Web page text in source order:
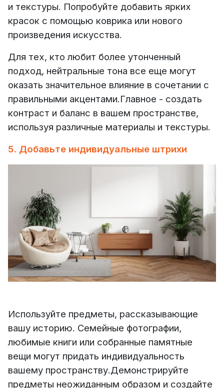
и текстуры. Попробуйте добавить ярких
красок с помощью коврика или нового
произведения искусства.
Для тех, кто любит более утонченный
подход, нейтральные тона все еще могут
оказать значительное влияние в сочетании с
правильными акцентами.Главное - создать
контраст и баланс в вашем пространстве,
используя различные материалы и текстуры.
5. Добавьте индивидуальные штрихи
Используйте предметы, рассказывающие
вашу историю. Семейные фотографии,
любимые книги или собранные памятные
вещи могут придать индивидуальность
вашему пространству.Демонстрируйте
предметы неожиданным образом и создайте